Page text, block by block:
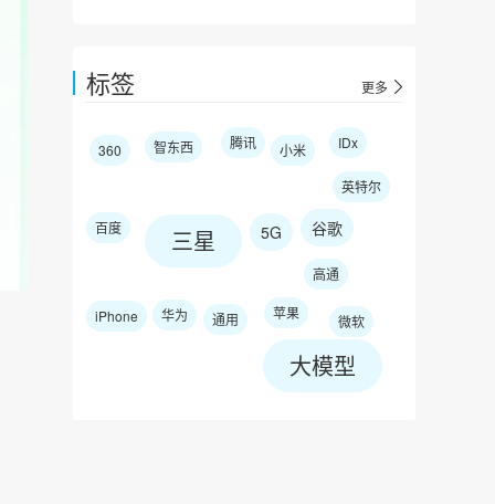
标签 更多
360 智东西 腾讯 小米 IDx
英特尔
百度 三星 5G 谷歌
高通
iPhone 华为 通用 苹果 微软
大模型